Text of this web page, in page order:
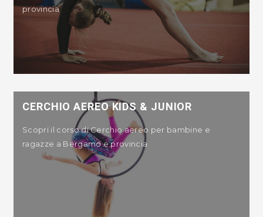
provincia
CERCHIO AEREO KIDS & JUNIOR
Scopri il corso di Cerchio aereo per bambine e
ragazze a Bergamo e provincia